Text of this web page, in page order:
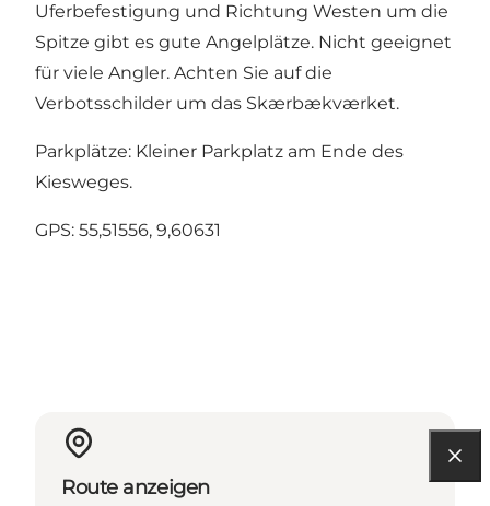
Uferbefestigung und Richtung Westen um die
Spitze gibt es gute Angelplätze. Nicht geeignet
für viele Angler. Achten Sie auf die
Verbotsschilder um das Skærbækværket.
Parkplätze: Kleiner Parkplatz am Ende des
Kiesweges.
GPS: 55,51556, 9,60631
Route anzeigen